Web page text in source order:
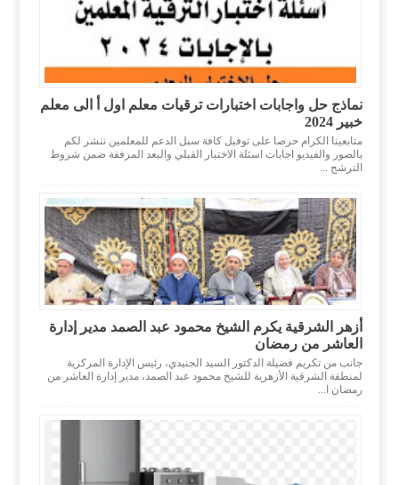
نماذج حل واجابات اختبارات ترقيات معلم اول أ الى معلم
خبير 2024
متابعينا الكرام حرصا على توفيل كافة سبل الدعم للمعلمين ننشر لكم
بالصور والفيديو اجابات اسئلة الاختبار القبلي والبعد المرفقة ضمن شروط
الترشح ...
أزهر الشرقية يكرم الشيخ محمود عبد الصمد مدير إدارة
العاشر من رمضان
جانب من تكريم فضيلة الدكتور السيد الجنيدي، رئيس الإدارة المركزية
لمنطقة الشرقية الأزهرية للشيخ محمود عبد الصمد، مدير إدارة العاشر من
رمضان ا...